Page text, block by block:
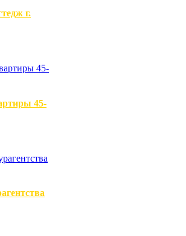
г.
45-